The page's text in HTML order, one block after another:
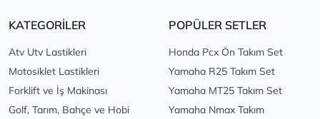
KATEGORİLER
Atv Utv Lastikleri
Motosiklet Lastikleri
Forklift ve İş Makinası
Golf, Tarım, Bahçe ve Hobi
POPÜLER SETLER
Honda Pcx Ön Takım Set
Yamaha R25 Takım Set
Yamaha MT25 Takım Set
Yamaha Nmax Takım